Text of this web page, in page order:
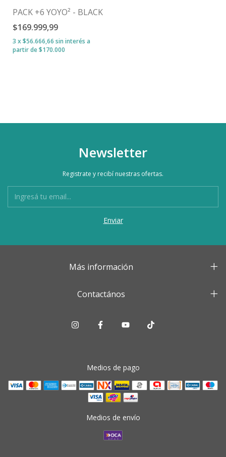
PACK +6 YOYO² - BLACK
$169.999,99
3 x$56.666,66 sin interés
Newsletter
Registrate y recibí nuestras ofertas.
Más información
Contactános
Medios de pago
Medios de envío